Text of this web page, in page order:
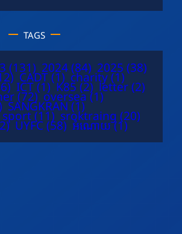
TAGS
(131) 2024 (84) 2025 (38)
CADT (1) charity (1)
ICT (1) K85 (2) letter (2)
(72) oversea (1)
SANGKRAN (1)
sport (11) sroktraing (20)
UYFC (58) អំណោយ (1)